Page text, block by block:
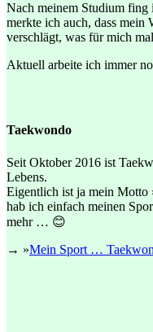
Nach meinem Studium
merkte ich auch, dass
verschlägt, was für mich
Aktuell arbeite ich immer
Taekwondo
Seit Oktober 2016 ist
Lebens.
Eigentlich ist ja mein Motto
hab ich einfach meinen
mehr … 😊
→ »Mein Sport …